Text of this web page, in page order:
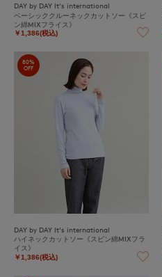
DAY by DAY It's international
ベーシッククルーネックカットソー《スビ
ン綿MIXフライス》
￥1,386(税込)
80%
OFF
DAY by DAY It's international
ハイネックカットソー《スビン綿MIXフラ
イス》
￥1,386(税込)